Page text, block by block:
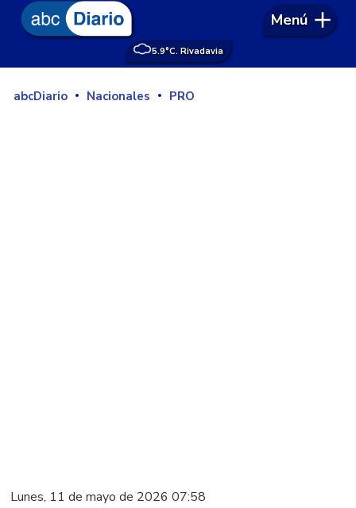
5.9°C. Rivadavia
Menú
abcDiario Nacionales PRO
Lunes, 11 de mayo de 2026 07:58